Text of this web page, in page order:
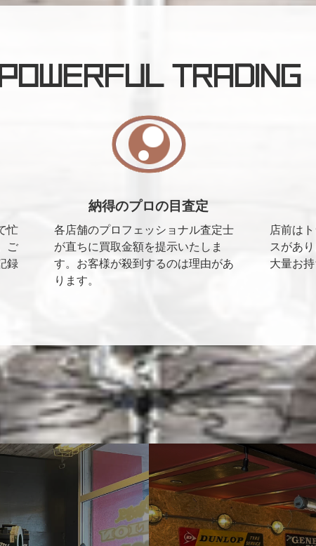
POWERFUL TRADING
忙
ご
録
納得のプロの目査定
各店舗のプロフェッショナル査定士
が直ちに買取金額を提示いたしま
す。お客様が殺到するのは理由があ
ります。
店前は
スがあ
大量お